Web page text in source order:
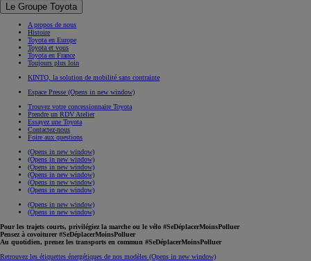
Le Groupe Toyota
A propos de nous
Histoire
Toyota en Europe
Toyota et vous
Toyota en France
Toujours plus loin
KINTO, la solution de mobilité sans contrainte
Espace Presse (Opens in new window)
Trouvez votre concessionnaire Toyota
Prendre un RDV Atelier
Essayez une Toyota
Contactez-nous
Foire aux questions
(Opens in new window)
(Opens in new window)
(Opens in new window)
(Opens in new window)
(Opens in new window)
(Opens in new window)
(Opens in new window)
(Opens in new window)
Pour les trajets courts, privilégiez la marche ou le vélo #SeDéplacerMoinsPolluer
Pensez à covoiturer #SeDéplacerMoinsPolluer
Au quotidien, prenez les transports en commun #SeDéplacerMoinsPolluer
Retrouvez les étiquettes énergétiques de nos modèles (Opens in new window)